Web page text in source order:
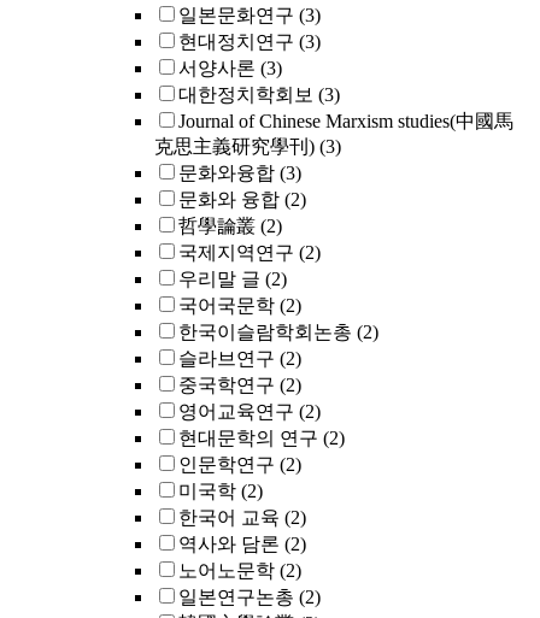
일본문화연구 (3)
현대정치연구 (3)
서양사론 (3)
대한정치학회보 (3)
Journal of Chinese Marxism studies(中國馬
克思主義研究學刊) (3)
문화와융합 (3)
문화와 융합 (2)
哲學論叢 (2)
국제지역연구 (2)
우리말 글 (2)
국어국문학 (2)
한국이슬람학회논총 (2)
슬라브연구 (2)
중국학연구 (2)
영어교육연구 (2)
현대문학의 연구 (2)
인문학연구 (2)
미국학 (2)
한국어 교육 (2)
역사와 담론 (2)
노어노문학 (2)
일본연구논총 (2)